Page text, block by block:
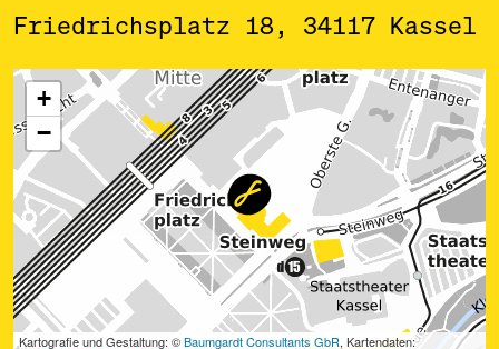
Friedrichsplatz 18, 34117 Kassel
ˇ